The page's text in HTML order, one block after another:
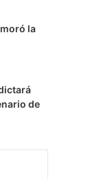
la
de